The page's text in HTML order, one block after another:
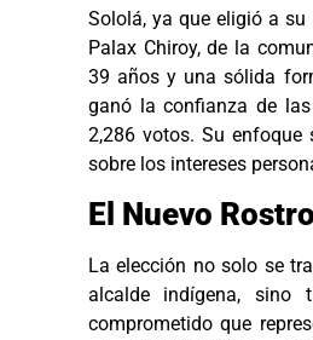
Sololá, ya que eligió a
Palax Chiroy, de la
39 años y una sólida
ganó la confianza de
2,286 votos. Su
sobre los intereses
El Nuevo
La elección no solo se
alcalde indígena, sino
comprometido que